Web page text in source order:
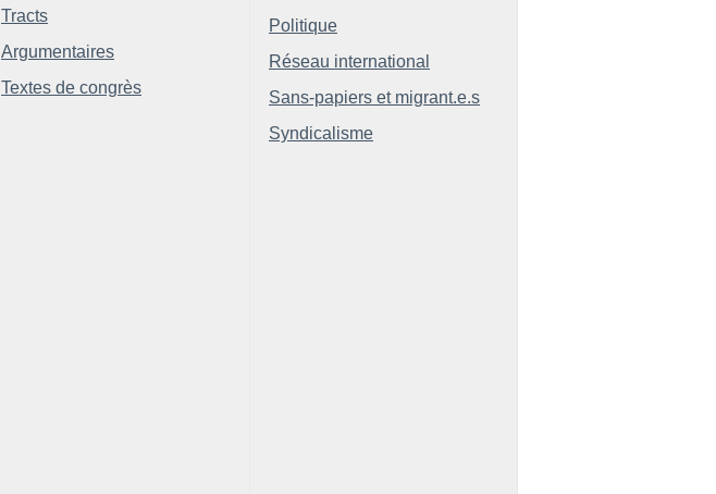
Tracts
Argumentaires
Textes de congrès
Politique
Réseau international
Sans-papiers et migrant.e.s
Syndicalisme